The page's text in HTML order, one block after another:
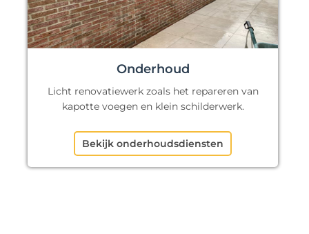
Onderhoud
Licht renovatiewerk zoals het repareren van
kapotte voegen en klein schilderwerk.
Bekijk onderhoudsdiensten